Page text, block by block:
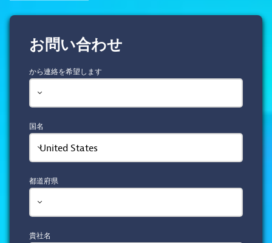
お問い合わせ
から連絡を希望します
国名
United States
都道府県
貴社名